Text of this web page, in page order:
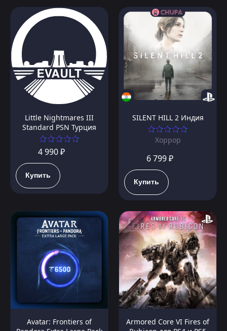
Little Nightmares III
Standard PSN Турция
4 990 ₽
Купить
SILENT HILL 2 Индия
Хоррор
6 799 ₽
Купить
Avatar: Frontiers of
Armored Core VI Fires of